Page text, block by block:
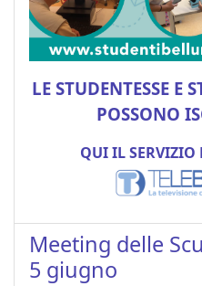
LE STUDENTESSE E
POSSONO
QUI IL SERVIZIO
Meeting delle
5 giugno